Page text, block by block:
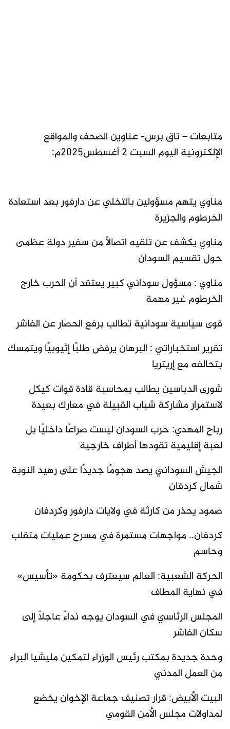
متابعات – تاق برس- عناوين الصحف والمواقع
الإلكترونية اليوم السبت 2 أغسطس2025م:
مناوي يتهم مسؤولين بالتخلي عن دارفور بعد استعادة
الخرطوم والجزيرة
مناوي يكشف عن تلقيه اتصالًا من سفير دولة عظمى
حول تقسيم السودان
مناوي : مسؤول سوداني كبير يعتقد أن الحرب خارج
الخرطوم غير مهمة
قوى سياسية سودانية تطالب برفع الحصار عن الفاشر
تقرير استخباراتي : البرهان يرفض طلبًا إثيوبيًا ويتمسك
بتحالفه مع إريتريا
شورى الدباسين يطالب بمحاسبة قادة قوات كيكل
لاستمرار مشاركة شباب القبيلة في معارك بعيدة
رباح المهدي: حرب السودان ليست صراعًا داخليًا بل
لعبة إقليمية تقودها أطراف خارجية
الجيش السوداني يصد هجومًا جديدًا على رهيد النوبة
شمال كردفان
صمود يحذر من كارثة في ولايات دارفور وكردفان
كردفان.. مواجهات مستمرة في مسرح عمليات متقلب
وحاسم
الحركة الشعبية: العالم سيعترف بحكومة «تأسيس»
في نهاية المطاف
المجلس الرئاسي في السودان يوجه نداءً عاجلًا إلى
سكان الفاشر
وحدة جديدة بمكتب رئيس الوزراء لتمكين مليشيا البراء
من العمل المدني
البيت الأبيض: قرار تصنيف جماعة الإخوان يخضع
لمداولات مجلس الأمن القومي